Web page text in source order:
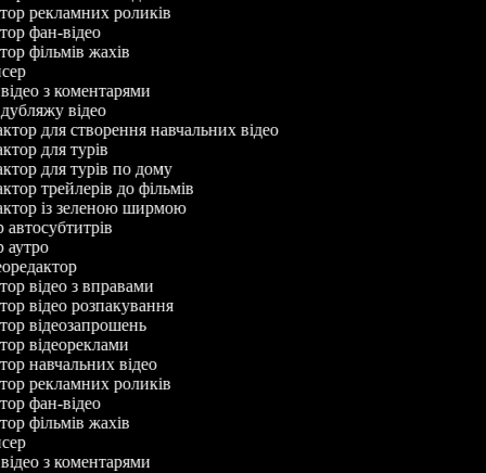
рекламних роликів
фан-відео
фільмів жахів
відео з коментарями
дубляжу відео
для створення навчальних відео
для турів
для турів по дому
трейлерів до фільмів
із зеленою ширмою
автосубтитрів
аутро
відео з вправами
відео розпакування
відеозапрошень
відеореклами
навчальних відео
рекламних роликів
фан-відео
фільмів жахів
відео з коментарями